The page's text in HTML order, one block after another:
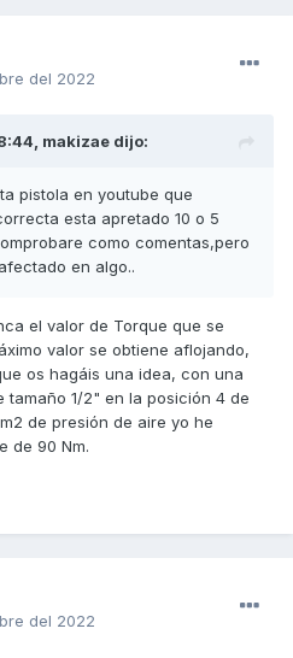
del 2022
makizae dijo:
pistola en youtube que
esta apretado 10 o 5
como comentas,pero
en algo..
el valor de Torque que se
valor se obtiene aflojando,
os hagáis una idea, con una
tamaño 1/2" en la posición 4 de
de presión de aire yo he
de 90 Nm.
del 2022